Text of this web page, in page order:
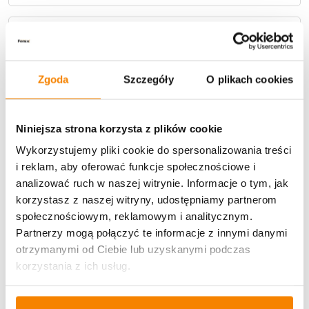
Zgoda Szczegóły O plikach cookies
Niniejsza strona korzysta z plików cookie
Wykorzystujemy pliki cookie do spersonalizowania treści
i reklam, aby oferować funkcje społecznościowe i
analizować ruch w naszej witrynie. Informacje o tym, jak
korzystasz z naszej witryny, udostępniamy partnerom
społecznościowym, reklamowym i analitycznym.
Partnerzy mogą połączyć te informacje z innymi danymi
otrzymanymi od Ciebie lub uzyskanymi podczas
korzystania z ich usług.
Potrzebujesz większą ilość? Zapraszamy do naszej
hurtowniiPrzejdź do hurtowni B2B
Specyfikacja
Opinie klientów